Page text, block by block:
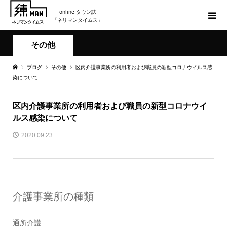
online タウン誌
「ネリマンタイムス」
その他
ブログ その他
区内介護事業所の利用者および職員の新型コロナウイルス感
染について
区内介護事業所の利用者および職員の新型コロナウイ
ルス感染について
2020.09.23
介護事業所の種類
通所介護